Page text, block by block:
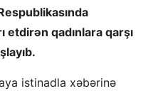
etdirən qadınlara qarşı
istinadla xəbərinə